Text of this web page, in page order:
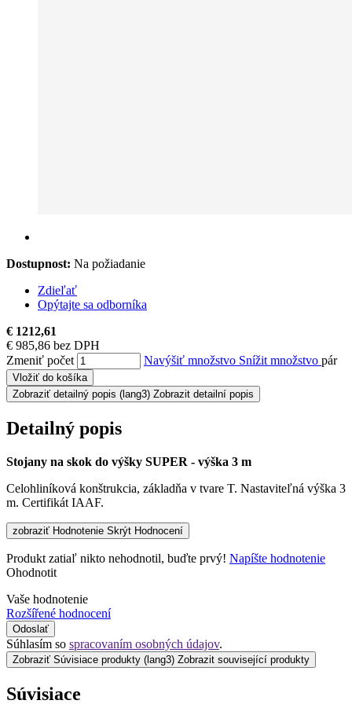
Dostupnost: Na požiadanie
Zdieľať
Opýtajte sa odborníka
€ 1212,61
€ 985,86 bez DPH
Zmeniť počet
Navýšiť množstvo Snížit množstvo pár
Vložiť do košíka
Zobraziť detailný popis (lang3) Zobrazit detailní popis
Detailný popis
Stojany na skok do výšky SUPER - výška 3 m​
Celohliníková konštrukcia, základňa v tvare T. Nastaviteľná výška 3
m. Certifikát IAAF.
zobraziť Hodnotenie Skrýt Hodnocení
Produkt zatiaľ nikto nehodnotil, buďte prvý! Napíšte hodnotenie
Ohodnotit
Vaše hodnotenie
Rozšířené hodnocení
Odoslať
Súhlasím so spracovaním osobných údajov.
Zobraziť Súvisiace produkty (lang3) Zobrazit související produkty
Súvisiace